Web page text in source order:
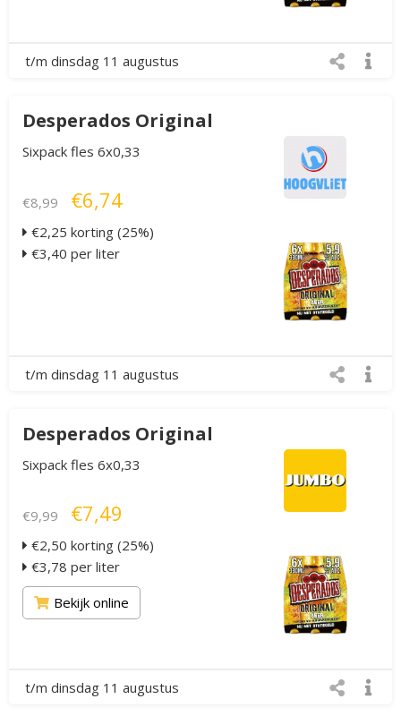
t/m dinsdag 11 augustus
Desperados Original
Sixpack fles 6x0,33
€8,99 €6,74
€2,25 korting (25%)
€3,40 per liter
t/m dinsdag 11 augustus
Desperados Original
Sixpack fles 6x0,33
€9,99 €7,49
€2,50 korting (25%)
€3,78 per liter
Bekijk online
t/m dinsdag 11 augustus